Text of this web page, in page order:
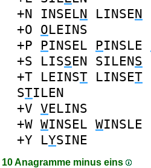
+N INSELN LINSEN
+O OLEINS
+P PINSEL PINSLE
+S LISSEN SILENS
+T LEINST LINSET
STILEN
+V VELINS
+W WINSEL WINSLE
+Y LYSINE
10 Anagramme minus eins